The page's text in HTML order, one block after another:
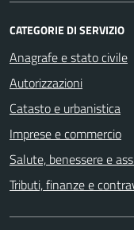
CATEGORIE DI SERVIZIO
Anagrafe e stato civile
Autorizzazioni
Catasto e urbanistica
Imprese e commercio
Salute, benessere e
Tributi, finanze e